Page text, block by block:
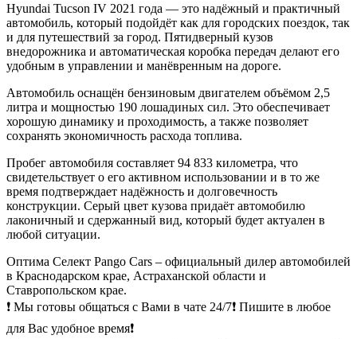
Hyundai Tucson IV 2021 года — это надёжный и практичный
автомобиль, который подойдёт как для городских поездок, так
и для путешествий за город. Пятидверный кузов
внедорожника и автоматическая коробка передач делают его
удобным в управлении и манёвренным на дороге.
Автомобиль оснащён бензиновым двигателем объёмом 2,5
литра и мощностью 190 лошадиных сил. Это обеспечивает
хорошую динамику и проходимость, а также позволяет
сохранять экономичность расхода топлива.
Пробег автомобиля составляет 94 833 километра, что
свидетельствует о его активном использовании и в то же
время подтверждает надёжность и долговечность
конструкции. Серый цвет кузова придаёт автомобилю
лаконичный и сдержанный вид, который будет актуален в
любой ситуации.
Оптима Селект Pango Cars – официальный дилер автомобилей
в Краснодарском крае, Астраханской области и
Ставропольском крае.
❗ Мы готовы общаться с Вами в чате 24/7❗ Пишите в любое
для Вас удобное время❗